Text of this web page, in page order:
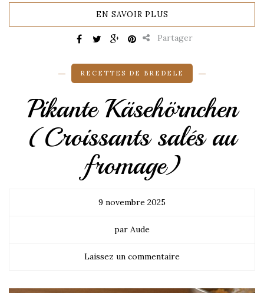
EN SAVOIR PLUS
Partager
RECETTES DE BREDELE
Pikante Käsehörnchen
(Croissants salés au
fromage)
9 novembre 2025
par Aude
Laissez un commentaire